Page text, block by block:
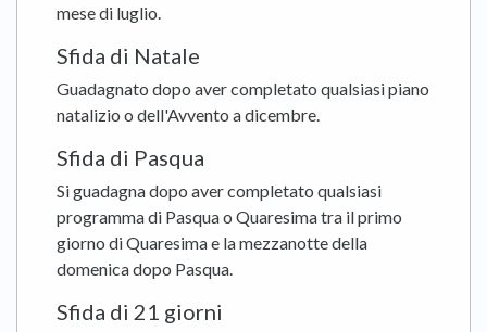
mese di luglio.
Sfida di Natale
Guadagnato dopo aver completato qualsiasi piano
natalizio o dell'Avvento a dicembre.
Sfida di Pasqua
Si guadagna dopo aver completato qualsiasi
programma di Pasqua o Quaresima tra il primo
giorno di Quaresima e la mezzanotte della
domenica dopo Pasqua.
Sfida di 21 giorni